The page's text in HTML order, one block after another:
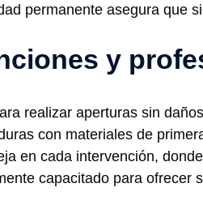
permanente asegura que
y
realizar aperturas sin
con materiales de
en cada intervención,
capacitado para